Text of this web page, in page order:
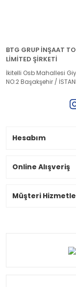
BTG GRUP İNŞAAT
LİMİTED ŞİRKETİ
İkitelli Osb Mahallesi
NO:2 Başakşehir /
Hesabım
Online Alışveriş
Müşteri